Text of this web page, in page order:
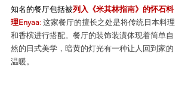
知名的餐厅包括被列入《米其林指南》的怀石料
理Enyaa: 这家餐厅的擅长之处是将传统日本料理
和香槟进行搭配。餐厅的装饰装潢体现着简单自
然的日式美学，暗黄的灯光有一种让人回到家的
温暖。